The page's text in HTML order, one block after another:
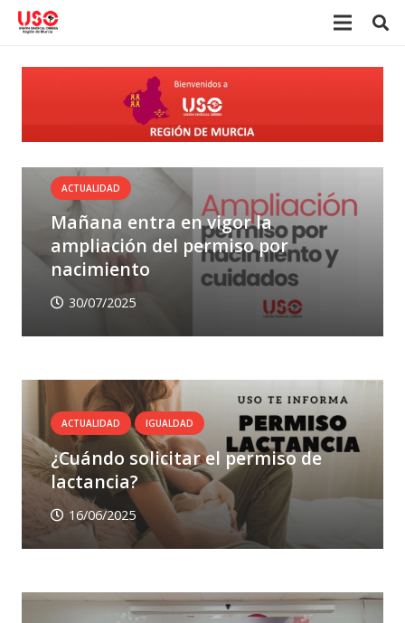
ACTUALIDAD
Mañana entra en vigor la
ampliación del permiso por
nacimiento
30/07/2025
ACTUALIDAD IGUALDAD
¿Cuándo solicitar el permiso de
lactancia?
16/06/2025